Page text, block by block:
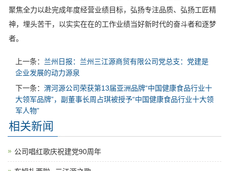
聚焦全力以赴完成年度经营业绩目标，弘扬专注品质、弘扬工匠精
神，埋头苦干，以实实在在的工作业绩当好新时代的奋斗者和逐梦
者。
上一条： 兰州日报：兰州三江源商贸有限公司党总支：党建是
企业发展的动力源泉
下一条： 渭河源公司荣获第13届亚洲品牌“中国健康食品行业十
大领军品牌”，副董事长周占琪被授予“中国健康食品行业十大领
军人物”
相关新闻
公司唱红歌庆祝建党90周年